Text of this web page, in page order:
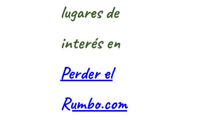
lugares de
interés en
Perder el
Rumbo.com